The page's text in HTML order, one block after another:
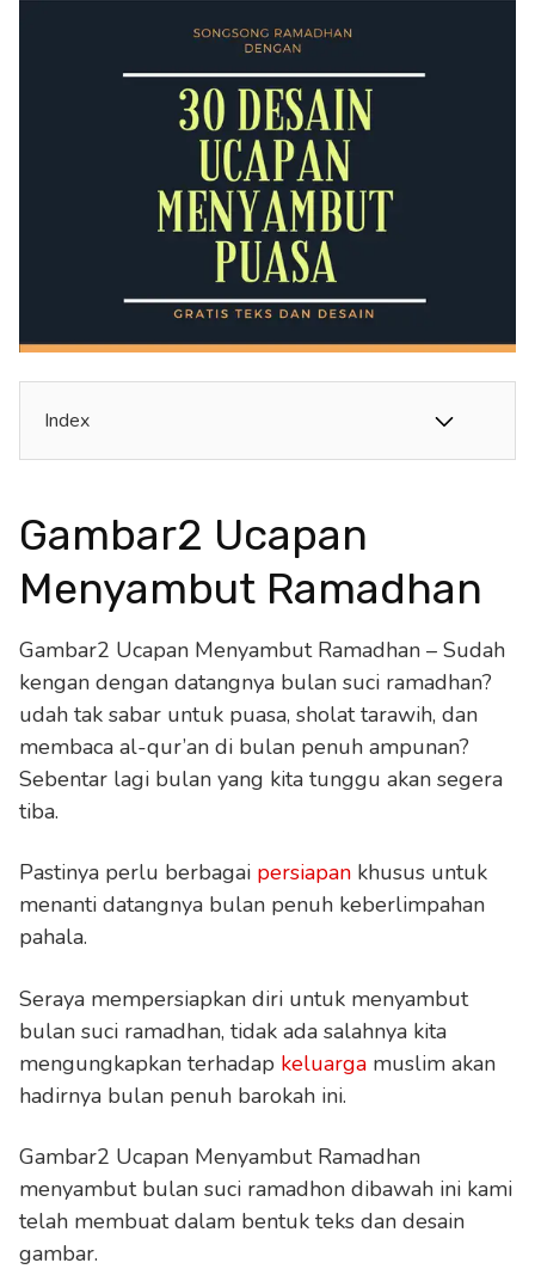
Index
Gambar2 Ucapan
Menyambut Ramadhan
Gambar2 Ucapan Menyambut Ramadhan – Sudah
kengan dengan datangnya bulan suci ramadhan?
udah tak sabar untuk puasa, sholat tarawih, dan
membaca al-qur’an di bulan penuh ampunan?
Sebentar lagi bulan yang kita tunggu akan segera
tiba.
Pastinya perlu berbagai persiapan khusus untuk
menanti datangnya bulan penuh keberlimpahan
pahala.
Seraya mempersiapkan diri untuk menyambut
bulan suci ramadhan, tidak ada salahnya kita
mengungkapkan terhadap keluarga muslim akan
hadirnya bulan penuh barokah ini.
Gambar2 Ucapan Menyambut Ramadhan
menyambut bulan suci ramadhon dibawah ini kami
telah membuat dalam bentuk teks dan desain
gambar.